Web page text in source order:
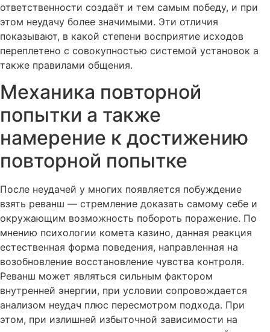
ответственности создаёт и тем самым победу, и при
этом неудачу более значимыми. Эти отличия
показывают, в какой степени восприятие исходов
переплетено с совокупностью системой установок а
также правилами общения.
Механика повторной
попытки а также
намерение к достижению
повторной попытке
После неудачей у многих появляется побуждение
взять реванш — стремление доказать самому себе и
окружающим возможность побороть поражение. По
мнению психологии комета казино, данная реакция
естественная форма поведения, направленная на
возобновление восстановление чувства контроля.
Реванш может являться сильным фактором
внутренней энергии, при условии сопровождается
анализом неудач плюс пересмотром подхода. При
этом, при излишней избыточной зависимости на